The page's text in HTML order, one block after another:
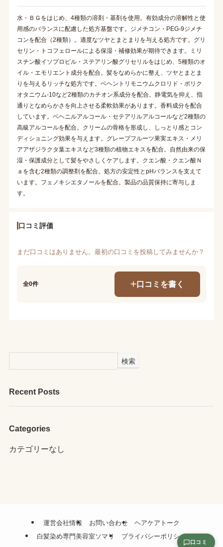
水・ＢＧをはじめ、4種類の溶剤・基剤を使用。有効成分の溶解性と使
用感のバランスに配慮した処方基盤です。ジメチコン・PEG-9ジメチ
コンを配合（2種類）。適度なツヤとまとまりを与える処方です。グリ
セリン・トコフェロールによる保湿・補修効果が期待できます。ミリ
スチン酸イソプロピル・ステアリン酸グリセリルをはじめ、5種類のオ
イル・エモリエント成分を配合。髪をなめらかに整え、ツヤとまとま
りを与えるリッチな処方です。ベヘントリモニウムクロリド・ポリク
オタニウム-10など2種類のカチオン系成分を配合。静電気を抑え、指
通りとなめらかさを向上させる柔軟効果があります。香料成分を配合
しています。ベヘニルアルコール・セテアリルアルコールなど2種類の
高級アルコールを配合。クリームの骨格を形成し、しっとり感とコン
ディショニング効果を与えます。グレープフルーツ果実エキス・メリ
アアザジラクタ葉エキスなど3種類の植物エキスを配合。自然由来の保
湿・保護成分として髪をやさしくケアします。クエン酸・クエン酸Ｎ
ａを含む2種類の調整剤を配合。処方の安定性とpHバランスを支えて
います。フェノキシエタノールを配合。製品の品質保持に寄与しま
す。
口コミ評価
まだ口コミはありません。最初の口コミを投稿してみませんか？
全0件 口コミを書く
検索
Recent Posts
Categories
カテゴリーなし
運営会社情報 お問い合わせ
ヘアケアトーク
白髪染め専門美容室ソマリ
プライバシーポリシー
口コミ